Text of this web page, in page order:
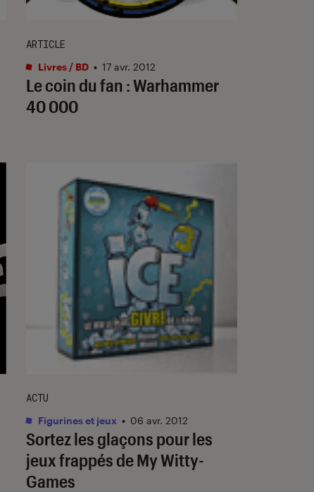
Le coin du fan : Warhammer
40 000
ARTICLE
Livres / BD • 17 avr. 2012
Sortez les glaçons pour les
jeux frappés de My Witty-
Games
ACTU
Figurines et jeux • 06 avr. 2012